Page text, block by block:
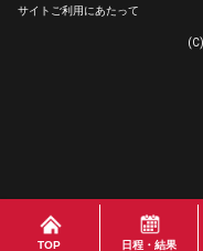
TOP 日程・結果
サイトご利用にあたって